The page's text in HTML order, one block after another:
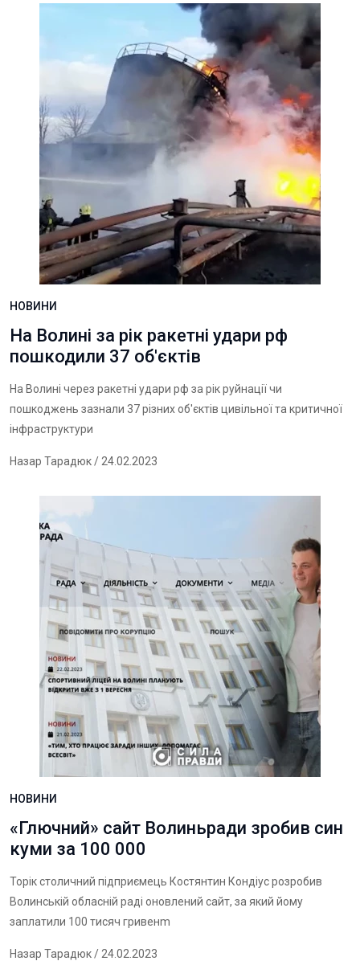
НОВИНИ
На Волині за рік ракетні удари рф
пошкодили 37 об'єктів
На Волині через ракетні удари рф за рік руйнації чи
пошкоджень зазнали 37 різних об'єктів цивільної та критичної
інфраструктури
Назар Тарадюк/ 24.02.2023
НОВИНИ
«Глючний» сайт Волиньради зробив син
куми за 100 000
Торік столичний підприємець Костянтин Кондіус розробив
Волинській обласній раді оновлений сайт, за який йому
заплатили 100 тисяч гривенm
Назар Тарадюк/ 24.02.2023